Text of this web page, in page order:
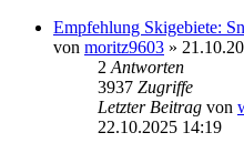
Empfehlung Skigebiete:
von moritz9603 »
2 Antworten
3937 Zugriffe
Letzter Beitrag von
22.10.2025 14:19